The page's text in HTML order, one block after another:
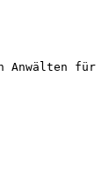
Anwälten